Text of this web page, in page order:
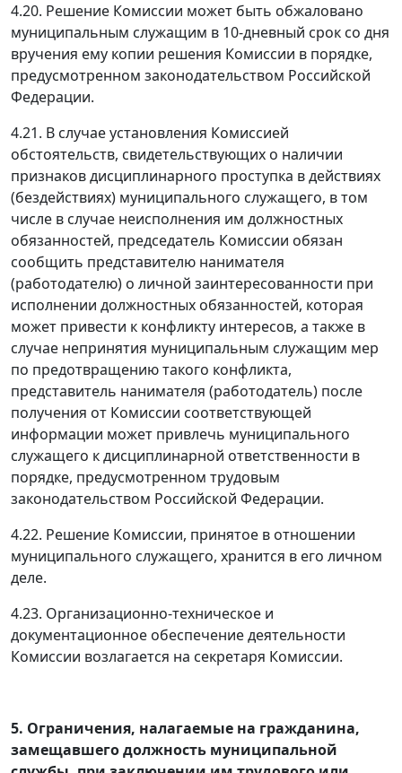
4.20. Решение Комиссии может быть обжаловано
муниципальным служащим в 10-дневный срок со дня
вручения ему копии решения Комиссии в порядке,
предусмотренном законодательством Российской
Федерации.
4.21. В случае установления Комиссией
обстоятельств, свидетельствующих о наличии
признаков дисциплинарного проступка в действиях
(бездействиях) муниципального служащего, в том
числе в случае неисполнения им должностных
обязанностей, председатель Комиссии обязан
сообщить представителю нанимателя
(работодателю) о личной заинтересованности при
исполнении должностных обязанностей, которая
может привести к конфликту интересов, а также в
случае непринятия муниципальным служащим мер
по предотвращению такого конфликта,
представитель нанимателя (работодатель) после
получения от Комиссии соответствующей
информации может привлечь муниципального
служащего к дисциплинарной ответственности в
порядке, предусмотренном трудовым
законодательством Российской Федерации.
4.22. Решение Комиссии, принятое в отношении
муниципального служащего, хранится в его личном
деле.
4.23. Организационно-техническое и
документационное обеспечение деятельности
Комиссии возлагается на секретаря Комиссии.
5. Ограничения, налагаемые на гражданина,
замещавшего должность муниципальной